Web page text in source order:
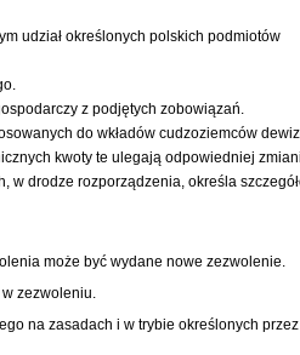
udział określonych polskich podmiotów
z podjętych zobowiązań.
do wkładów cudzoziemców
kwoty te ulegają odpowiedniej
w drodze rozporządzenia, określa
może być wydane nowe zezwolenie.
zezwoleniu.
na zasadach i w trybie określonych przez